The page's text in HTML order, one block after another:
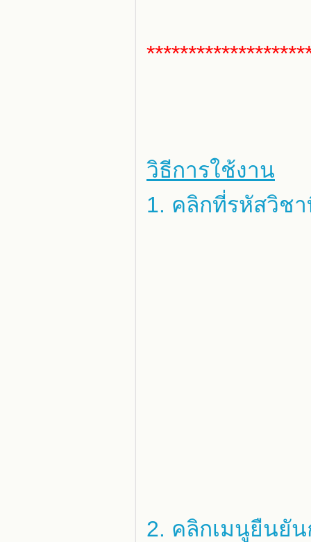
วิธีการใช้งาน
1. คลิกที่รหัสวิชา
2. คลิกเมนูยืนยั